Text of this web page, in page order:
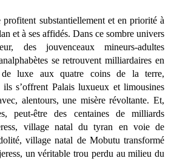
substantiellement et en priorité à
et à ses affidés. Dans ce sombre univers
des jouvenceaux mineurs-adultes
se retrouvent milliardaires en
de luxe aux quatre coins de la terre,
s’offrent Palais luxueux et limousines
alentours, une misère révoltante. Et,
peut-être des centaines de milliards
village natal du tyran en voie de
village natal de Mobutu transformé
un véritable trou perdu au milieu du